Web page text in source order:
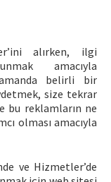
alırken, ilgi
amacıyla
belirli bir
size tekrar
bu reklamların ne
olması amacıyla
ve Hizmetler’de